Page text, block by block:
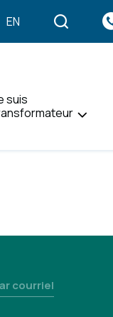
suis
ENVISITER
ENGLISH.
courriel